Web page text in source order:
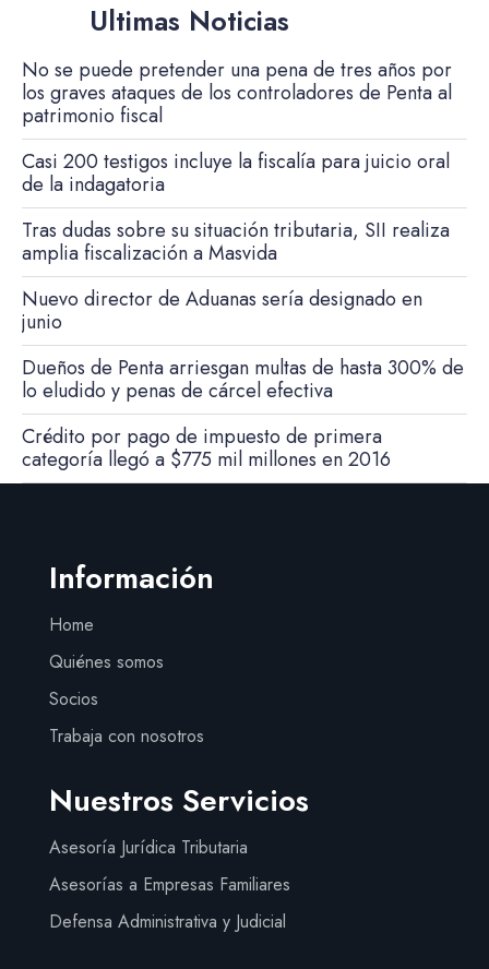
Ultimas Noticias
No se puede pretender una pena de tres años por
los graves ataques de los controladores de Penta al
patrimonio fiscal
Casi 200 testigos incluye la fiscalía para juicio oral
de la indagatoria
Tras dudas sobre su situación tributaria, SII realiza
amplia fiscalización a Masvida
Nuevo director de Aduanas sería designado en
junio
Dueños de Penta arriesgan multas de hasta 300% de
lo eludido y penas de cárcel efectiva
Crédito por pago de impuesto de primera
categoría llegó a $775 mil millones en 2016
Información
Home
Quiénes somos
Socios
Trabaja con nosotros
Nuestros Servicios
Asesoría Jurídica Tributaria
Asesorías a Empresas Familiares
Defensa Administrativa y Judicial